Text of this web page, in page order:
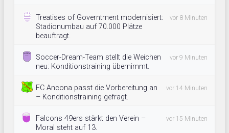
Treatises of Governtment modernisiert:
Stadionumbau auf 70.000 Plätze
beauftragt.
vor 8 Minuten
Soccer-Dream-Team stellt die Weichen
neu: Konditionstraining übernimmt.
vor 9 Minuten
FC Ancona passt die Vorbereitung an
– Konditionstraining gefragt.
vor 14 Minuten
Falcons 49ers stärkt den Verein –
Moral steht auf 13.
vor 15 Minuten